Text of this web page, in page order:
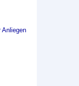
Anliegen